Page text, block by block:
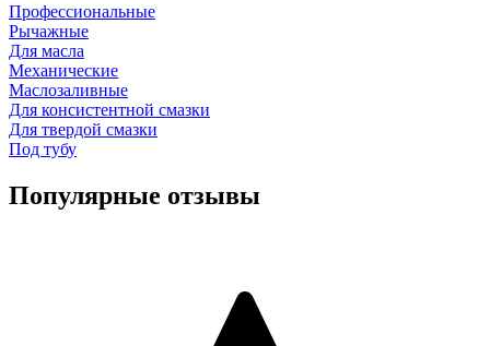
Профессиональные
Рычажные
Для масла
Механические
Маслозаливные
Для консистентной смазки
Для твердой смазки
Под тубу
Популярные отзывы